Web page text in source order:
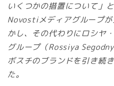
いくつかの措置について」
Novostiメディアグループ
かし、その代わりにロシヤ
グループ（Rossiya
ボスチのブランドを引き続
た。